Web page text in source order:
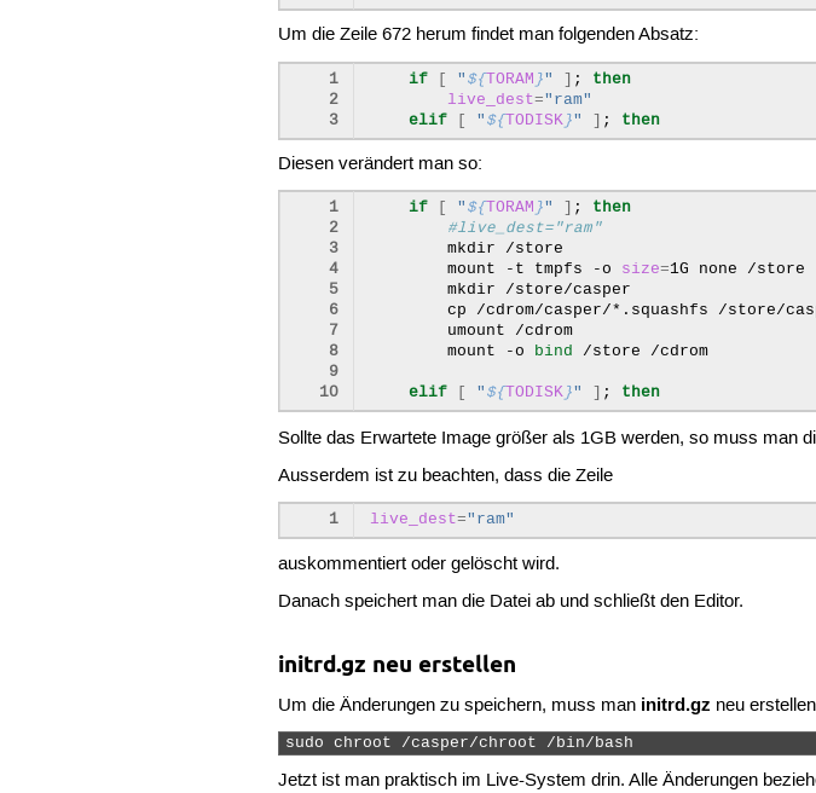
Um die Zeile 672 herum findet man folgenden Absatz:
1
2
3
if [ " ${TORAM }" ] ;
then
live_dest="ram"
elif
[ " ${TODISK}" ] ; then
Diesen verändert man so:
1
2
3
4
5
6
7
8
9
10
if " ${ TORAM }" ;
then
#live_dest="ram"
mkdir
mount
-t tmpfs -o size=1G none
mkdir
cp
/cdrom/casper/*.squashfs
umount
/cdrom
mount
-o bind /store /cdrom
elif " ${ TODISK}" ; then
Sollte das Erwartete Image größer als 1GB werden, so muss man
Ausserdem ist zu beachten, dass die Zeile
1 live_dest="ram"
auskommentiert oder gelöscht wird.
Danach speichert man die Datei ab und schließt den Editor.
initrd.gz neu erstellen
Um die Änderungen zu speichern, muss man initrd.gz neu
sudo chroot /casper/chroot /bin/bash
Jetzt ist man praktisch im Live-System drin. Alle Änderungen